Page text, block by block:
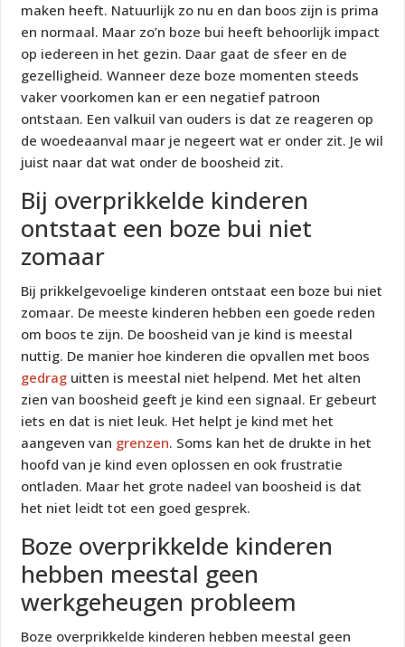
maken heeft. Natuurlijk zo nu en dan boos zijn is prima
en normaal. Maar zo’n boze bui heeft behoorlijk impact
op iedereen in het gezin. Daar gaat de sfeer en de
gezelligheid. Wanneer deze boze momenten steeds
vaker voorkomen kan er een negatief patroon
ontstaan. Een valkuil van ouders is dat ze reageren op
de woedeaanval maar je negeert wat er onder zit. Je wil
juist naar dat wat onder de boosheid zit.
Bij overprikkelde kinderen
ontstaat een boze bui niet
zomaar
Bij prikkelgevoelige kinderen ontstaat een boze bui niet
zomaar. De meeste kinderen hebben een goede reden
om boos te zijn. De boosheid van je kind is meestal
nuttig. De manier hoe kinderen die opvallen met boos
gedrag uitten is meestal niet helpend. Met het alten
zien van boosheid geeft je kind een signaal. Er gebeurt
iets en dat is niet leuk. Het helpt je kind met het
aangeven van grenzen. Soms kan het de drukte in het
hoofd van je kind even oplossen en ook frustratie
ontladen. Maar het grote nadeel van boosheid is dat
het niet leidt tot een goed gesprek.
Boze overprikkelde kinderen
hebben meestal geen
werkgeheugen probleem
Boze overprikkelde kinderen hebben meestal geen